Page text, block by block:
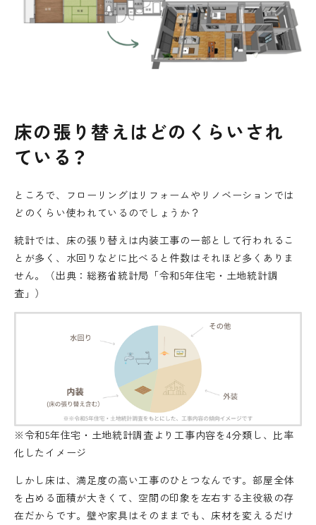
床の張り替えはどのくらいされ
ている？
ところで、フローリングはリフォームやリノベーションでは
どのくらい使われているのでしょうか？
統計では、床の張り替えは内装工事の一部として行われるこ
とが多く、水回りなどに比べると件数はそれほど多くありま
せん。（出典：総務省統計局「令和5年住宅・土地統計調
査」）
※令和5年住宅・土地統計調査より工事内容を4分類し、比率
化したイメージ
しかし床は、満足度の高い工事のひとつなんです。部屋全体
を占める面積が大きくて、空間の印象を左右する主役級の存
在だからです。壁や家具はそのままでも、床材を変えるだけ